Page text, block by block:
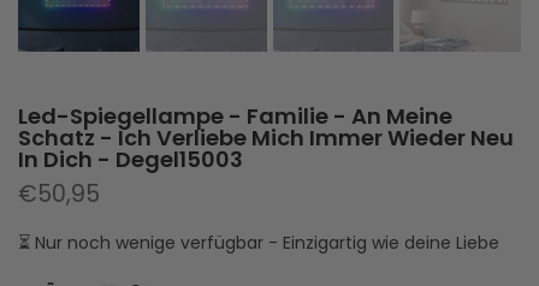
Led-Spiegellampe - Familie - An Meine
Schatz - Ich Verliebe Mich Immer Wieder Neu
In Dich - Degel15003
€50,95
⏳ Nur noch wenige verfügbar - Einzigartig wie deine Liebe